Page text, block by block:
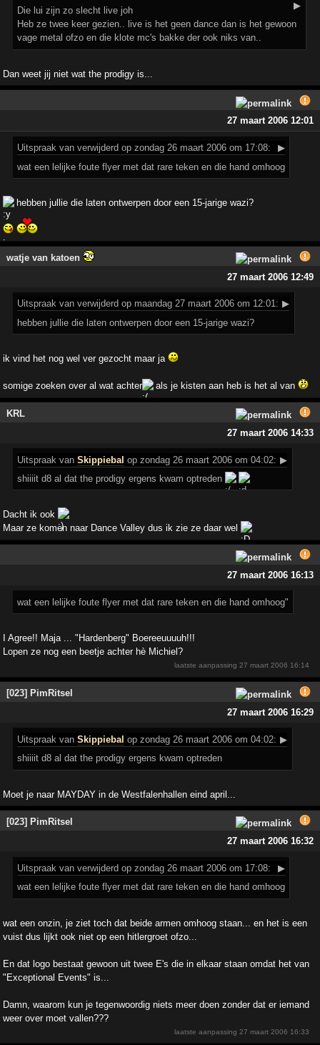
▶
Die lui zijn zo slecht live joh
Heb ze twee keer gezien.. live is het geen dance dan is het gewoon
vage metal ofzo en die klote mc's bakke der ook niks van..
Dan weet jij niet wat the prodigy is...
27 maart 2006 12:01
Uitspraak van verwijderd op zondag 26 maart 2006 om 17:08:
▶
wat een lelijke foute flyer met dat rare teken en die hand omhoog
hebben jullie die laten ontwerpen door een 15-jarige wazi?
watje van katoen
27 maart 2006 12:49
Uitspraak van verwijderd op maandag 27 maart 2006 om 12:01: ▶
hebben jullie die laten ontwerpen door een 15-jarige wazi?
ik vind het nog wel ver gezocht maar ja
somige zoeken over al wat achter als je kisten aan heb is het al van
KRL
27 maart 2006 14:33
Uitspraak vanSkippiebal op zondag 26 maart 2006 om 04:02: ▶
shiiiit d8 al dat the prodigy ergens kwam optreden
Dacht ik ook
Maar ze komen naar Dance Valley dus ik zie ze daar wel
27 maart 2006 16:13
wat een lelijke foute flyer met dat rare teken en die hand omhoog"
I Agree!! Maja ... "Hardenberg" Boereeuuuuh!!!
Lopen ze nog een beetje achter hè Michiel?
laatste aanpassing27 maart 2006 16:14
[023] PimRitsel
27 maart 2006 16:29
Uitspraak vanSkippiebal op zondag 26 maart 2006 om 04:02: ▶
shiiiit d8 al dat the prodigy ergens kwam optreden
Moet je naar MAYDAY in de Westfalenhallen eind april...
[023] PimRitsel
27 maart 2006 16:32
Uitspraak van verwijderd op zondag 26 maart 2006 om 17:08:
▶
wat een lelijke foute flyer met dat rare teken en die hand omhoog
wat een onzin, je ziet toch dat beide armen omhoog staan... en het is een
vuist dus lijkt ook niet op een hitlergroet ofzo...
En dat logo bestaat gewoon uit twee E's die in elkaar staan omdat het van
"Exceptional Events" is...
Damn, waarom kun je tegenwoordig niets meer doen zonder dat er iemand
weer over moet vallen???
laatste aanpassing27 maart 2006 16:33